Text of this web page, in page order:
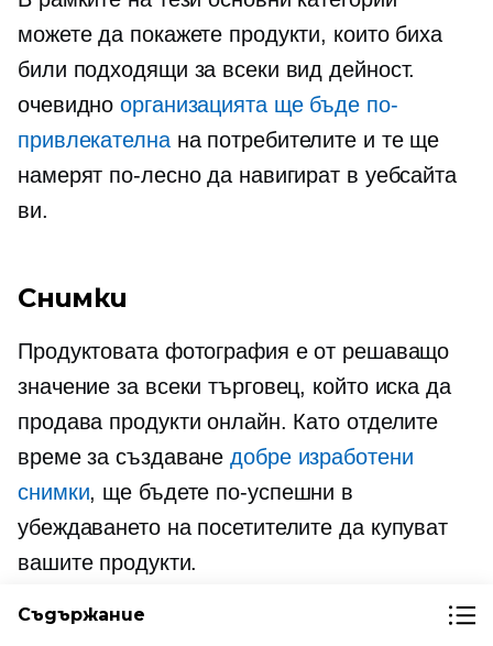
можете да покажете продукти, които биха
били подходящи за всеки вид дейност.
очевидноорганизацията ще бъде по-
привлекателнана потребителите и те ще
намерят по-лесно да навигират в уебсайта
ви.
Снимки
Продуктовата фотография е от решаващо
значение за всеки търговец, който иска да
продава продукти онлайн. Като отделите
време за създаванедобре изработени
снимки, ще бъдете по-успешни в
убеждаването на посетителите да купуват
вашите продукти.
Вашите продуктови снимки са това, което
Съдържание